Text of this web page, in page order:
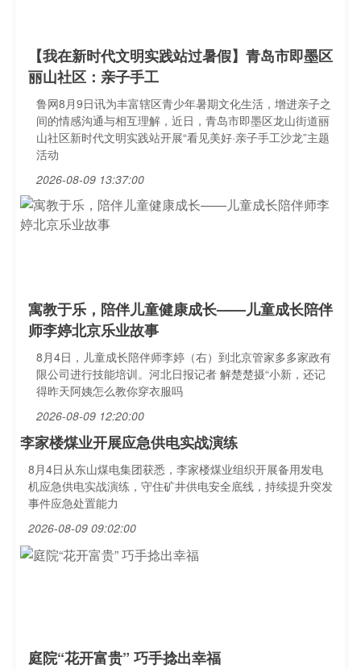
【我在新时代文明实践站过暑假】青岛市即墨区
丽山社区：亲子手工
鲁网8月9日讯为丰富辖区青少年暑期文化生活，增进亲子之
间的情感沟通与相互理解，近日，青岛市即墨区龙山街道丽
山社区新时代文明实践站开展“看见美好·亲子手工沙龙”主题
活动
2026-08-09 13:37:00
寓教于乐，陪伴儿童健康成长——儿童成长陪伴
师李婷北京乐业故事
8月4日，儿童成长陪伴师李婷（右）到北京管家多多家政有
限公司进行技能培训。河北日报记者 解楚楚摄“小新，还记
得昨天阿姨怎么教你穿衣服吗
2026-08-09 12:20:00
李家楼煤业开展应急供电实战演练
8月4日从东山煤电集团获悉，李家楼煤业组织开展备用发电
机应急供电实战演练，守住矿井供电安全底线，持续提升突发
事件应急处置能力
2026-08-09 09:02:00
庭院“花开富贵” 巧手捻出幸福